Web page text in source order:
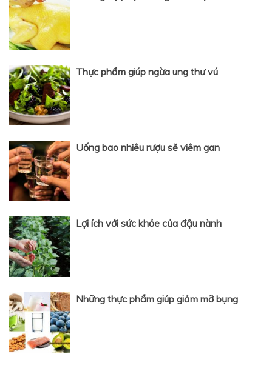
Thực phẩm giúp ngừa ung thư vú
Uống bao nhiêu rượu sẽ viêm gan
Lợi ích với sức khỏe của đậu nành
Những thực phẩm giúp giảm mỡ bụng